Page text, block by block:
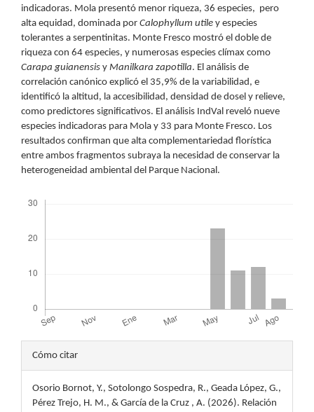
indicadoras. Mola presentó menor riqueza, 36 especies, pero
alta equidad, dominada por Calophyllum utile y especies
tolerantes a serpentinitas. Monte Fresco mostró el doble de
riqueza con 64 especies, y numerosas especies clímax como
Carapa guianensis y Manilkara zapotilla. El análisis de
correlación canónico explicó el 35,9% de la variabilidad, e
identificó la altitud, la accesibilidad, densidad de dosel y relieve,
como predictores significativos. El análisis IndVal reveló nueve
especies indicadoras para Mola y 33 para Monte Fresco. Los
resultados confirman que alta complementariedad florística
entre ambos fragmentos subraya la necesidad de conservar la
heterogeneidad ambiental del Parque Nacional.
Detalles
del
artículo
Cómo citar
Osorio Bornot, Y., Sotolongo Sospedra, R., Geada López, G.,
Pérez Trejo, H. M., & García de la Cruz , A. (2026). Relación